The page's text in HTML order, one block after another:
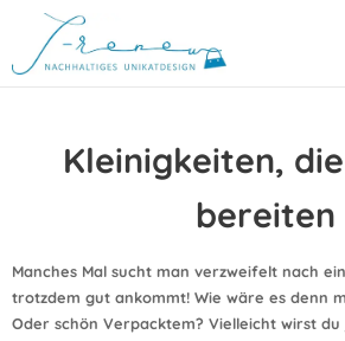
Kleinigkeiten,
bereiten
Manches Mal sucht man verzweifelt nach
trotzdem gut ankommt! Wie wäre es denn
Oder schön Verpacktem? Vielleicht wirst